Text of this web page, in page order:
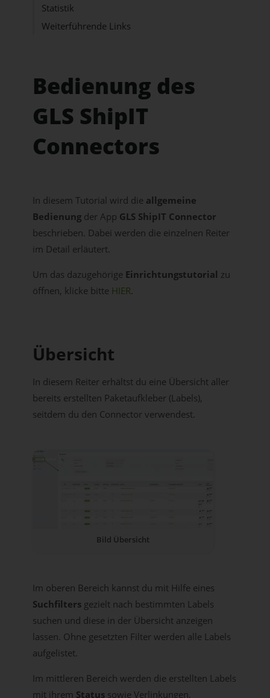
Statistik
Weiterführende Links
Bedienung des
GLS ShipIT
Connectors
In diesem Tutorial wird die allgemeine
Bedienungder App GLS ShipIT Connector
beschrieben. Dabei werden die einzelnen Reiter
im Detail erläutert.
Um das dazugehörige Einrichtungstutorial zu
öffnen, klicke bitte HIER.
Übersicht
In diesem Reiter erhältst du eine Übersicht aller
bereits erstellten Paketaufkleber (Labels),
seitdem du den Connector verwendest.
Bild Übersicht
Im oberen Bereich kannst du mit Hilfe eines
Suchfiltersgezielt nach bestimmten Labels
suchen und diese in der Übersicht anzeigen
lassen. Ohne gesetzten Filter werden alle Labels
aufgelistet.
Im mittleren Bereich werden die erstellten Labels
mit ihrem Statussowie Verlinkungen,